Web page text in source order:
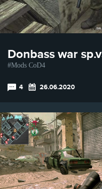
Donbass war
Mods CoD4
4 26.06.2020